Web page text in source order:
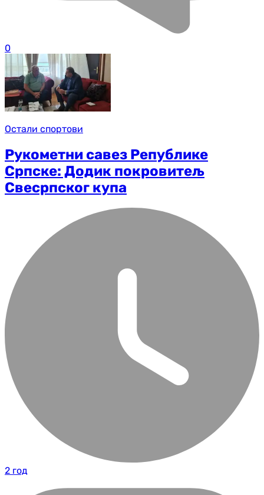
0
Остали спортови
Рукометни савез Републике
Српске: Додик покровитељ
Свесрпског купа
2 год